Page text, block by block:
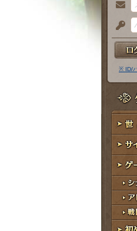
メ
ー
ル
ア
ド
レ
ス
パ
ス
ー
ド
※ ID/
ゲーム
世界観
サイド
ゲーム
シナリ
アトリ
戦闘マ